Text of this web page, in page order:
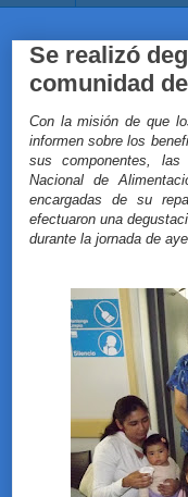
Se realizó
comunidad
Con la misión de que
informen sobre los
sus componentes, las
Nacional de
encargadas de su
efectuaron una
durante la jornada de